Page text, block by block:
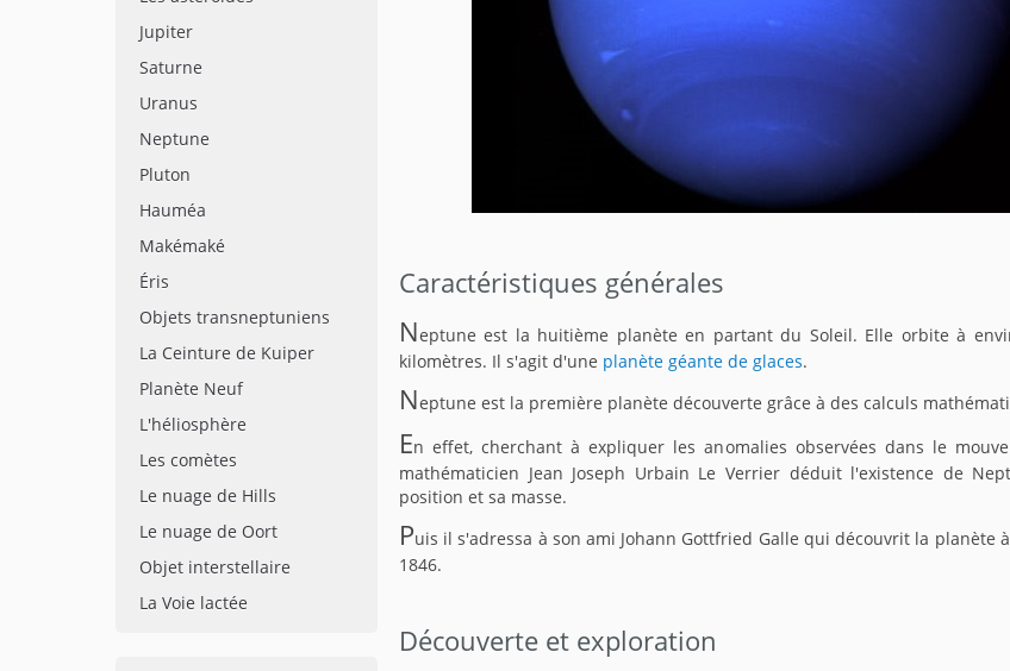
Jupiter
Saturne
Uranus
Neptune
Pluton
Hauméa
Makémaké
Éris
Objets transneptuniens
La Ceinture de Kuiper
Planète Neuf
L'héliosphère
Les comètes
Le nuage de Hills
Le nuage de Oort
Objet interstellaire
La Voie lactée
Caractéristiques générales
Neptune est la huitième planète en partant du Soleil. Elle orbite à
kilomètres. Il s'agit d'une planète géante de glaces.
Neptune est la première planète découverte grâce à des calculs
En effet, cherchant à expliquer les anomalies observées dans le
mathématicien Jean Joseph Urbain Le Verrier déduit l'existence de
position et sa masse.
Puis il s'adressa à son ami Johann Gottfried Galle qui découvrit la
1846.
Découverte et exploration